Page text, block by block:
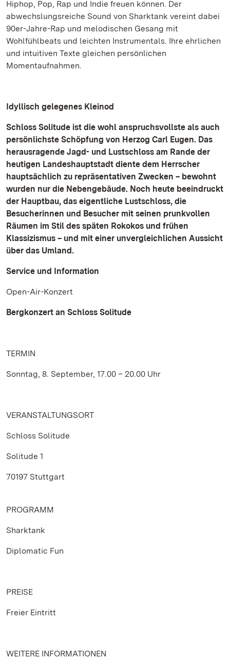
Hiphop, Pop, Rap und Indie freuen können. Der
abwechslungsreiche Sound von Sharktank vereint dabei
90er-Jahre-Rap und melodischen Gesang mit
Wohlfühlbeats und leichten Instrumentals. Ihre ehrlichen
und intuitiven Texte gleichen persönlichen
Momentaufnahmen.
Idyllisch gelegenes Kleinod
Schloss Solitude ist die wohl anspruchsvollste als auch
persönlichste Schöpfung von Herzog Carl Eugen. Das
herausragende Jagd- und Lustschloss am Rande der
heutigen Landeshauptstadt diente dem Herrscher
hauptsächlich zu repräsentativen Zwecken – bewohnt
wurden nur die Nebengebäude. Noch heute beeindruckt
der Hauptbau, das eigentliche Lustschloss, die
Besucherinnen und Besucher mit seinen prunkvollen
Räumen im Stil des späten Rokokos und frühen
Klassizismus – und mit einer unvergleichlichen Aussicht
über das Umland.
Service und Information
Open-Air-Konzert
Bergkonzert an Schloss Solitude
TERMIN
Sonntag, 8. September, 17.00 – 20.00 Uhr
VERANSTALTUNGSORT
Schloss Solitude
Solitude 1
70197 Stuttgart
PROGRAMM
Sharktank
Diplomatic Fun
PREISE
Freier Eintritt
WEITERE INFORMATIONEN